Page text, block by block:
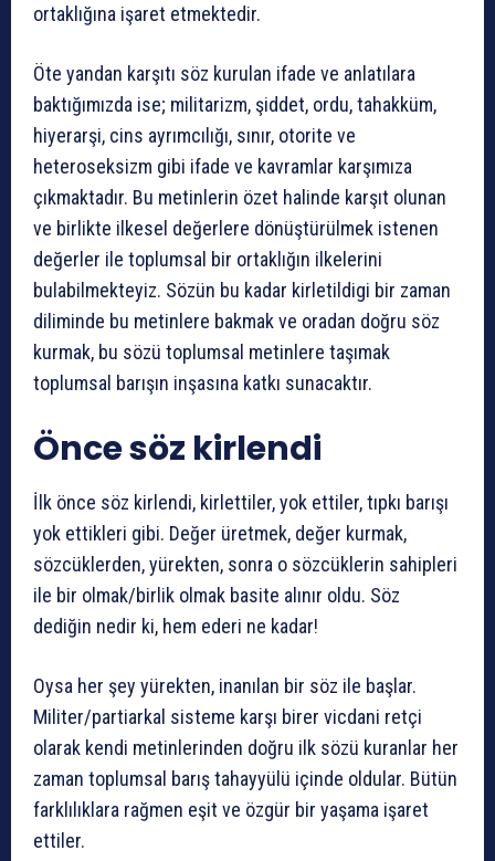
ortaklığına işaret etmektedir.
Öte yandan karşıtı söz kurulan ifade ve anlatılara
baktığımızda ise; militarizm, şiddet, ordu, tahakküm,
hiyerarşi, cins ayrımcılığı, sınır, otorite ve
heteroseksizm gibi ifade ve kavramlar karşımıza
çıkmaktadır. Bu metinlerin özet halinde karşıt olunan
ve birlikte ilkesel değerlere dönüştürülmek istenen
değerler ile toplumsal bir ortaklığın ilkelerini
bulabilmekteyiz. Sözün bu kadar kirletildigi bir zaman
diliminde bu metinlere bakmak ve oradan doğru söz
kurmak, bu sözü toplumsal metinlere taşımak
toplumsal barışın inşasına katkı sunacaktır.
Önce söz kirlendi
İlk önce söz kirlendi, kirlettiler, yok ettiler, tıpkı barışı
yok ettikleri gibi. Değer üretmek, değer kurmak,
sözcüklerden, yürekten, sonra o sözcüklerin sahipleri
ile bir olmak/birlik olmak basite alınır oldu. Söz
dediğin nedir ki, hem ederi ne kadar!
Oysa her şey yürekten, inanılan bir söz ile başlar.
Militer/partiarkal sisteme karşı birer vicdani retçi
olarak kendi metinlerinden doğru ilk sözü kuranlar her
zaman toplumsal barış tahayyülü içinde oldular. Bütün
farklılıklara rağmen eşit ve özgür bir yaşama işaret
ettiler.